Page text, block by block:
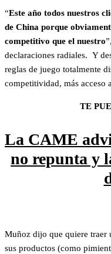
“Este año todos nuestros
de China porque
competitivo que el nuestro
declaraciones radiales. Y
reglas de juego totalmente
competitividad, más acceso
TE
La CAME
no repunta y
Muñoz dijo que quiere traer
sus productos (como